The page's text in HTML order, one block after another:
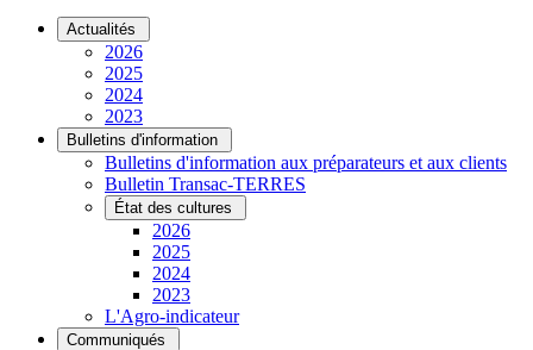
Actualités
2026
2025
2024
2023
Bulletins d'information
Bulletins d'information aux préparateurs et aux clients
Bulletin Transac-TERRES
État des cultures
2026
2025
2024
2023
L'Agro-indicateur
Communiqués